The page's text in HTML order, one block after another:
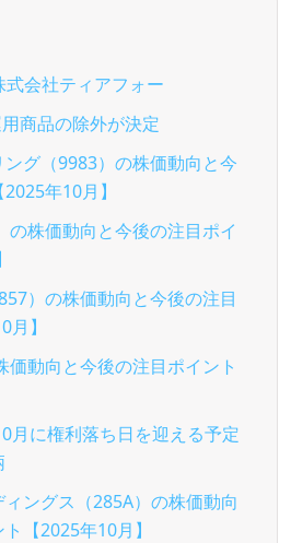
会社ティアフォー
商品の除外が決定
グ（9983）の株価動向と今
年10月】
の株価動向と今後の注目ポイ
）の株価動向と今後の注目
】
価動向と今後の注目ポイント
月に権利落ち日を迎える予定
ングス（285A）の株価動向
【2025年10月】